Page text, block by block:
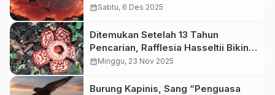
calendar_monthSabtu, 6 Des 2025
Ditemukan Setelah 13 Tahun
Pencarian, Rafflesia Hasseltii Bikin
Pemandu Menangis Haru di Hutan
calendar_monthMinggu, 23 Nov 2025
Burung Kapinis, Sang “Penguasa